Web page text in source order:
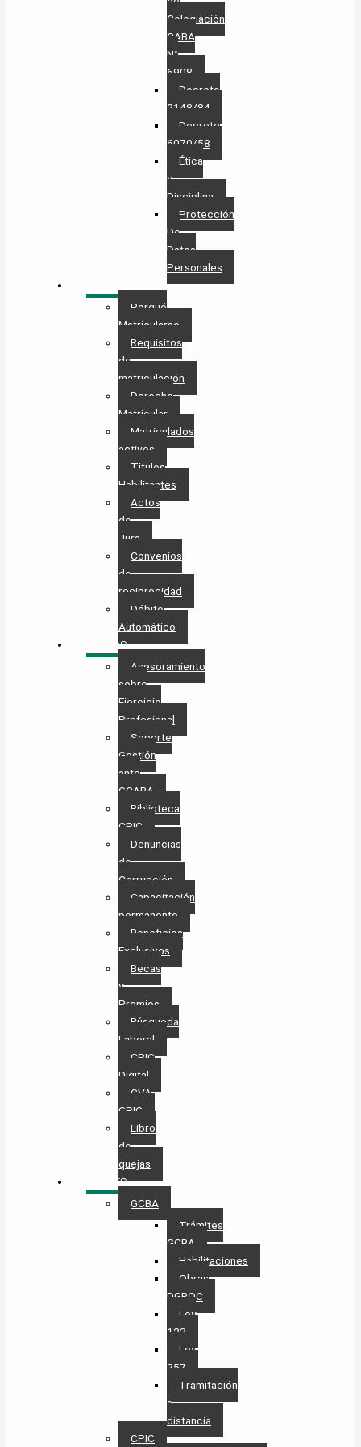
Colegiación
CABA
N°
6908
Decreto
2148/84
Decreto
6070/58
Ética
y
Disciplina
Protección
De
Datos
Personales​
Porqué
Matricularse
Requisitos
de
matriculación
Derecho
Matricular
Matriculados
activos
Titulos
Habilitantes
Actos
de
Jura
Convenios
de
reciprocidad
Débito
Automático
SERVICIOS
Asesoramiento
sobre
Ejercicio
Profesional
Soporte
Gestión
ante
GCABA
Biblioteca
CPIC
Denuncias
de
Corrupción
Capacitación
permanente
Beneficios
Exclusivos
Becas
y
Premios
Búsqueda
Laboral​
CPIC
Digital
CVA
CPIC
Libro
de
quejas
TRÁMITES
GCBA
Trámites
GCBA
Habilitaciones
Obras
DGROC
Ley
123
Ley
257
Tramitación
a
distancia
CPIC